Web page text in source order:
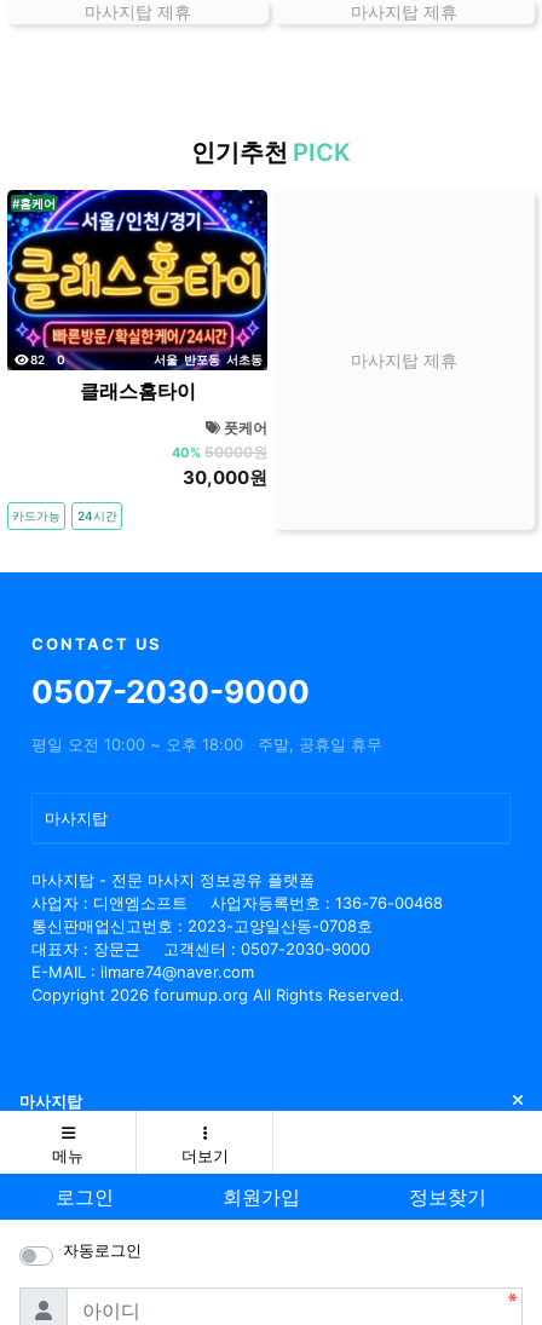
마사지탑 제휴 마사지탑 제휴
인기추천 PICK
82조회
0댓글 서울 반포동 서초동
#홈케어
클래스홈타이
풋케어
40% 50000원
30,000원
카드가능 24시간
마사지탑 제휴
CONTACT US
0507-2030-9000
평일 오전 10:00 ~ 오후 18:00 주말, 공휴일 휴무
마사지탑
마사지탑 - 전문 마사지 정보공유 플랫폼
사업자 : 디앤엠소프트
사업자등록번호 : 136-76-00468
통신판매업신고번호 : 2023-고양일산동-0708호
대표자 : 장문근
고객센터 : 0507-2030-9000
E-MAIL : ilmare74@naver.com
Copyright 2026 forumup.org All Rights Reserved.
마사지탑 닫
메뉴 더보기
로그인 회원가입 정보찾기
자동로그인
아이디